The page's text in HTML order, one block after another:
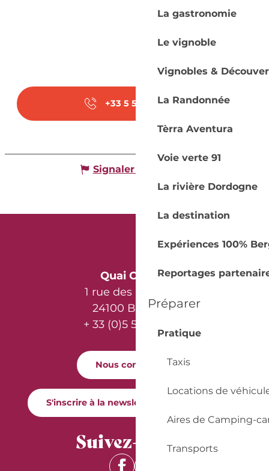
La gastronomie
Le vignoble
Vignobles &
La Randonnée
Tèrra Aventura
Voie verte 91
La rivière Dordogne
La destination
Expériences 100%
Reportages
Préparer
Pratique
Taxis
Locations de
Aires de Camping-
Transports
+33 5 53 45 72▒▒
Signaler une erreur
Quai Cyrano
1 rue des Récollets
24100 Bergerac
+ 33 (0)5 53 57 03 11
Nous contacter
S'inscrire à la newsletter Quai Cyrano
Suivez-nous !